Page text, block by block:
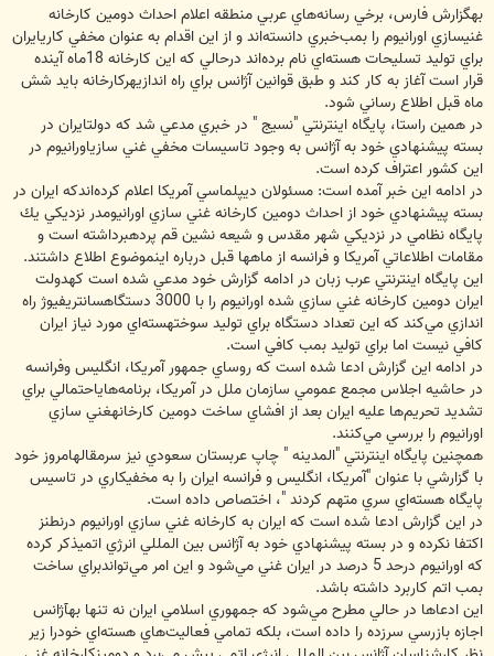
بهگزارش فارس، برخي رسانه‌هاي عربي منطقه اعلام احداث دومين كارخانه
غنيسازي اورانيوم را بمب‌خبري دانسته‌اند و از اين اقدام به عنوان مخفي كاريايران
براي توليد تسليحات هسته‌اي نام برده‌اند درحالي كه اين كارخانه 18ماه آينده
قرار است آغاز به كار كند و طبق قوانين آژانس براي راه اندازيهركارخانه بايد شش
ماه قبل اطلاع رساني شود.
در همين راستا، پايگاه اينترنتي "نسيج " در خبري مدعي شد كه دولتايران در
بسته پيشنهادي خود به آژانس به وجود تاسيسات مخفي غني سازياورانيوم در
اين كشور اعتراف كرده است.
در ادامه اين خبر آمده است: مسئولان ديپلماسي آمريكا اعلام كرده‌اندكه ايران در
بسته پيشنهادي خود از احداث دومين كارخانه غني سازي اورانيومدر نزديكي يك
پايگاه نظامي در نزديكي شهر مقدس و شيعه نشين قم پردهبرداشته است و
مقامات اطلاعاتي آمريكا و فرانسه از ماهها قبل درباره اينموضوع اطلاع داشتند.
اين پايگاه اينترنتي عرب زبان در ادامه گزارش خود مدعي شده است كهدولت
ايران دومين كارخانه غني سازي شده اورانيوم را با 3000 دستگاهسانتريفيوژ راه
اندازي مي‌كند كه اين تعداد دستگاه براي توليد سوختهسته‌اي مورد نياز ايران
كافي نيست اما براي توليد بمب كافي است.
در ادامه اين گزارش ادعا شده است كه روساي جمهور آمريكا، انگليس وفرانسه
در حاشيه اجلاس مجمع عمومي سازمان ملل در آمريكا، برنامه‌هاياحتمالي براي
تشديد تحريم‌ها عليه ايران بعد از افشاي ساخت دومين كارخانهغني سازي
اورانيوم را بررسي مي‌كنند.
همچنين پايگاه اينترنتي "المدينه " چاپ عربستان سعودي نيز سرمقالهامروز خود
با گزارشي با عنوان "آمريكا، انگليس و فرانسه ايران را به مخفيكاري در تاسيس
پايگاه هسته‌اي سري متهم كردند "، اختصاص داده است.
در اين گزارش ادعا شده است كه ايران به كارخانه غني سازي اورانيوم درنطنز
اكتفا نكرده و در بسته پيشنهادي خود به آژانس بين المللي انرژي اتميذكر كرده
كه اورانيوم درحد 5 درصد در ايران غني مي‌شود و اين امر مي‌تواندبراي ساخت
بمب اتم كاربرد داشته باشد.
اين ادعاها در حالي مطرح مي‌شود كه جمهوري اسلامي ايران نه تنها بهآژانس
اجازه بازرسي سرزده را داده است، بلكه تمامي فعاليت‌هاي هسته‌اي خودرا زير